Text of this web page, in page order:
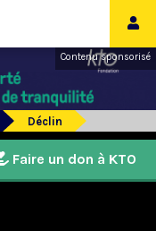
Contenu sponsorisé
Déclin
Faire un don à KTO